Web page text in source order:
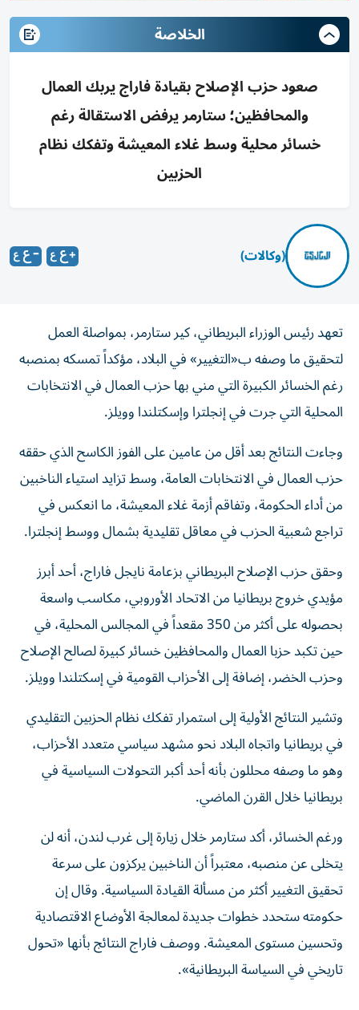
الخلاصة
صعود حزب الإصلاح بقيادة فاراج يربك العمال
والمحافظين؛ ستارمر يرفض الاستقالة رغم
خسائر محلية وسط غلاء المعيشة وتفكك نظام
الحزبين
(وكالات)
تعهد رئيس الوزراء البريطاني، كير ستارمر، بمواصلة العمل
لتحقيق ما وصفه ب«التغيير» في البلاد، مؤكداً تمسكه بمنصبه
رغم الخسائر الكبيرة التي مني بها حزب العمال في الانتخابات
المحلية التي جرت في إنجلترا وإسكتلندا وويلز.
وجاءت النتائج بعد أقل من عامين على الفوز الكاسح الذي حققه
حزب العمال في الانتخابات العامة، وسط تزايد استياء الناخبين
من أداء الحكومة، وتفاقم أزمة غلاء المعيشة، ما انعكس في
تراجع شعبية الحزب في معاقل تقليدية بشمال ووسط إنجلترا.
وحقق حزب الإصلاح البريطاني بزعامة نايجل فاراج، أحد أبرز
مؤيدي خروج بريطانيا من الاتحاد الأوروبي، مكاسب واسعة
بحصوله على أكثر من 350 مقعداً في المجالس المحلية، في
حين تكبد حزبا العمال والمحافظين خسائر كبيرة لصالح الإصلاح
وحزب الخضر، إضافة إلى الأحزاب القومية في إسكتلندا وويلز.
وتشير النتائج الأولية إلى استمرار تفكك نظام الحزبين التقليدي
في بريطانيا واتجاه البلاد نحو مشهد سياسي متعدد الأحزاب،
وهو ما وصفه محللون بأنه أحد أكبر التحولات السياسية في
بريطانيا خلال القرن الماضي.
ورغم الخسائر، أكد ستارمر خلال زيارة إلى غرب لندن، أنه لن
يتخلى عن منصبه، معتبراً أن الناخبين يركزون على سرعة
تحقيق التغيير أكثر من مسألة القيادة السياسية. وقال إن
حكومته ستحدد خطوات جديدة لمعالجة الأوضاع الاقتصادية
وتحسين مستوى المعيشة. ووصف فاراج النتائج بأنها «تحول
تاريخي في السياسة البريطانية».